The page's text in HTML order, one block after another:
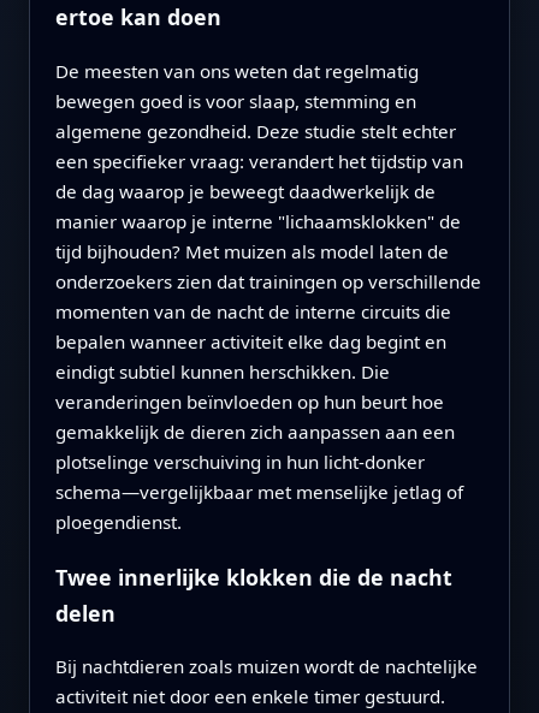
ertoe kan doen
De meesten van ons weten dat regelmatig
bewegen goed is voor slaap, stemming en
algemene gezondheid. Deze studie stelt echter
een specifieker vraag: verandert het tijdstip van
de dag waarop je beweegt daadwerkelijk de
manier waarop je interne "lichaamsklokken" de
tijd bijhouden? Met muizen als model laten de
onderzoekers zien dat trainingen op verschillende
momenten van de nacht de interne circuits die
bepalen wanneer activiteit elke dag begint en
eindigt subtiel kunnen herschikken. Die
veranderingen beïnvloeden op hun beurt hoe
gemakkelijk de dieren zich aanpassen aan een
plotselinge verschuiving in hun licht-donker
schema—vergelijkbaar met menselijke jetlag of
ploegendienst.
Twee innerlijke klokken die de nacht
delen
Bij nachtdieren zoals muizen wordt de nachtelijke
activiteit niet door een enkele timer gestuurd.